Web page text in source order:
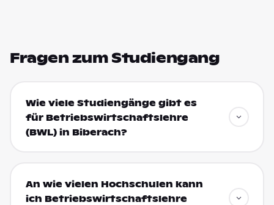
Fragen zum Studiengang
Wie viele Studiengänge gibt es
für Betriebswirtschaftslehre
(BWL) in Biberach?
An wie vielen Hochschulen kann
ich Betriebswirtschaftslehre